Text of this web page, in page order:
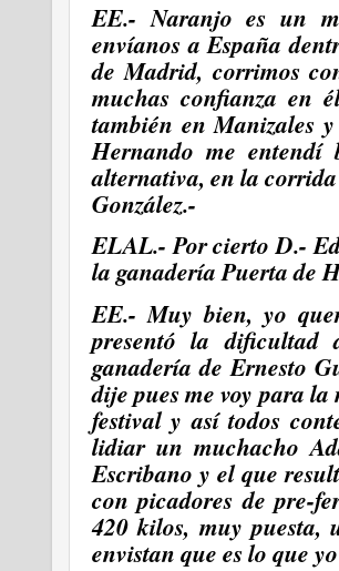
EE.- Naranjo es un
envíanos a España
de Madrid, corrimos
muchas confianza en
también en Manizales
Hernando me
alternativa, en la
González.-
ELAL.- Por cierto D.-
la ganadería Puerta de
EE.- Muy bien, yo
presentó la
ganadería de Ernesto
dije pues me voy para
festival y así todos
lidiar un muchacho
Escribano y el que
con picadores de pre-
420 kilos, muy puesta,
envistan que es lo que